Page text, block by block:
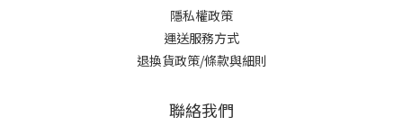
隱私權政策
運送服務方式
退換貨政策/條款與細則
聯絡我們